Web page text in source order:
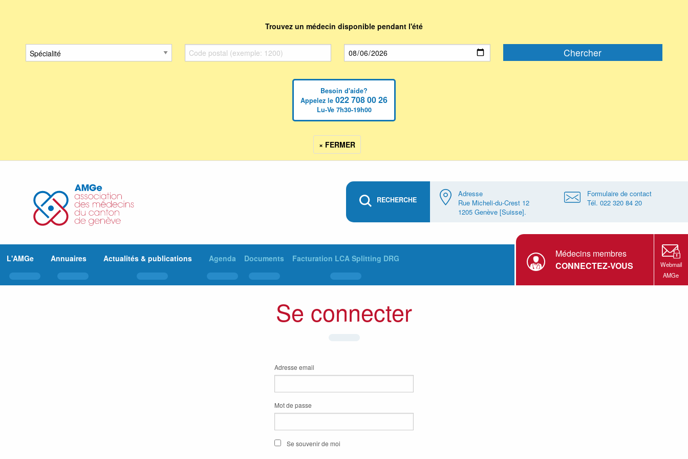
Trouvez un médecin disponible pendant l'été
Besoin d'aide?
Appelez le 022 708 00 26
Lu-Ve 7h30-19h00
× FERMER
RECHERCHE
Adresse
Rue Micheli-du-Crest 12
1205 Genève [Suisse].
Formulaire de contact
Tél. 022 320 84 20
L'AMGe Annuaires Actualités & publications Agenda Documents Facturation LCA Splitting DRG
Médecins membres
CONNECTEZ-VOUS
Webmail
AMGe
Se connecter
Adresse email
Mot de passe
Se souvenir de moi